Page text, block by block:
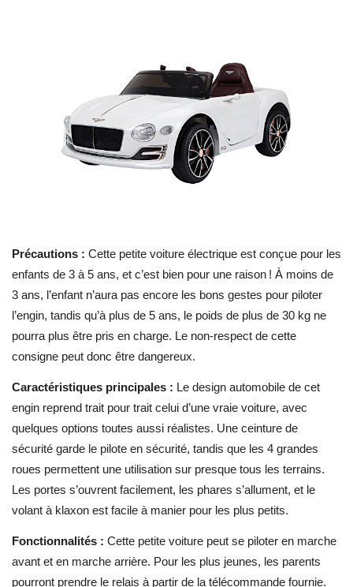
Précautions : Cette petite voiture électrique est conçue pour les
enfants de 3 à 5 ans, et c’est bien pour une raison ! À moins de
3 ans, l’enfant n’aura pas encore les bons gestes pour piloter
l’engin, tandis qu’à plus de 5 ans, le poids de plus de 30 kg ne
pourra plus être pris en charge. Le non-respect de cette
consigne peut donc être dangereux.
Caractéristiques principales : Le design automobile de cet
engin reprend trait pour trait celui d’une vraie voiture, avec
quelques options toutes aussi réalistes. Une ceinture de
sécurité garde le pilote en sécurité, tandis que les 4 grandes
roues permettent une utilisation sur presque tous les terrains.
Les portes s’ouvrent facilement, les phares s’allument, et le
volant à klaxon est facile à manier pour les plus petits.
Fonctionnalités : Cette petite voiture peut se piloter en marche
avant et en marche arrière. Pour les plus jeunes, les parents
pourront prendre le relais à partir de la télécommande fournie.